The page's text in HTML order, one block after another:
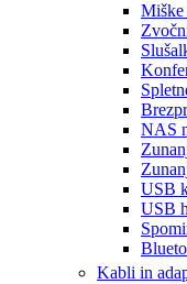
NAS
USB
USB
Kabli in